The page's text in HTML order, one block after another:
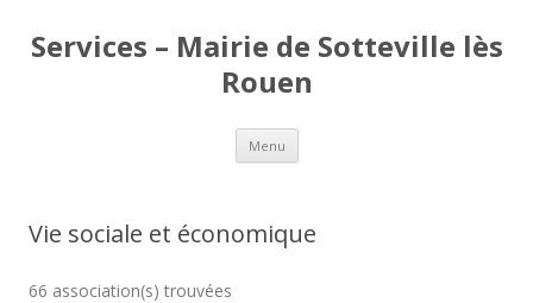
Services – Mairie de Sotteville lès
Rouen
Menu Aller
contenu
Vie sociale et économique
66 association(s) trouvées